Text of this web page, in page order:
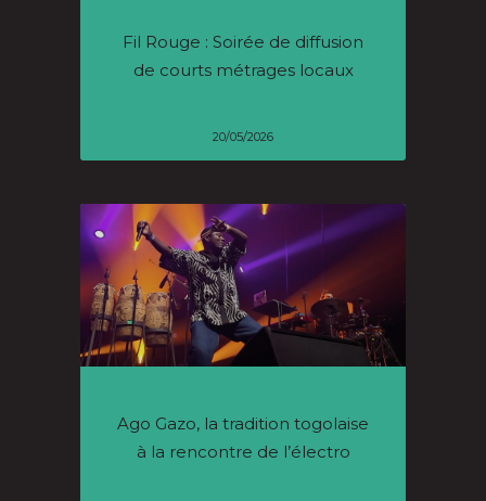
Fil Rouge : Soirée de diffusion
de courts métrages locaux
20/05/2026
Ago Gazo, la tradition togolaise
à la rencontre de l’électro